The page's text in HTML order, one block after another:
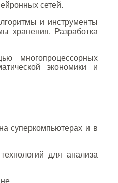
сетей.
и инструменты
хранения. Разработка
многопроцессорных
экономики и
суперкомпьютерах и в
для анализа